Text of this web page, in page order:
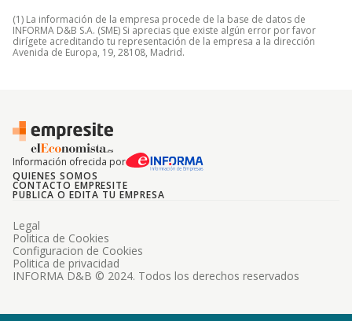
(1) La información de la empresa procede de la base de datos de
INFORMA D&B S.A. (SME) Si aprecias que existe algún error por favor
dirígete acreditando tu representación de la empresa a la dirección
Avenida de Europa, 19, 28108, Madrid.
Información ofrecida por
QUIENES SOMOS
CONTACTO EMPRESITE
PUBLICA O EDITA TU EMPRESA
INFORMA D&B © 2024. Todos los derechos reservados
Legal
Politica de Cookies
Configuracion de Cookies
Politica de privacidad